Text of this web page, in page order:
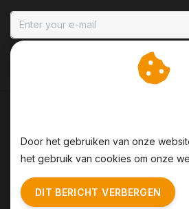
Algemene voorwaarden |
Door het gebruiken van onze
het gebruik van cookies om onze
DIT BERICHT VERBERGEN